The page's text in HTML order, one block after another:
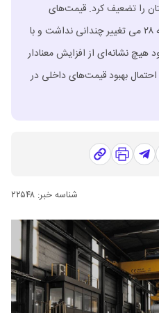
را تضعیف کرد. قیمت‌های
داخلی اروپا برای ورق گرم پنجشنبه ۲۸ می تغییر چندانی نداشت و با
هیچ نشانه‌ای از افزایش معنادار
بهبود قیمت‌های داخلی در
شناسه خبر: ۲۲۵۴۸